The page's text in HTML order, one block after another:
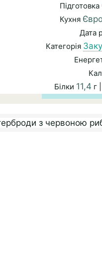
Підготовка
Кухня
Дата
Категорія
Білки 11,4 г